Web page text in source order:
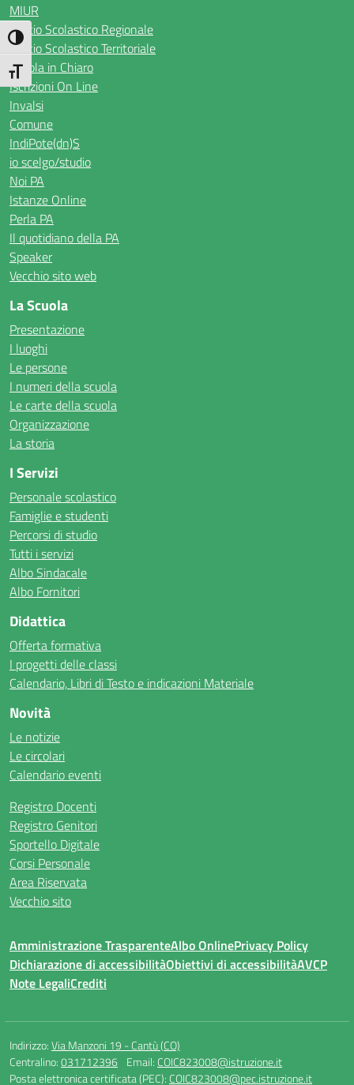
Attiva/disattiva alto contrasto
Attiva/disattiva dimensione testo
MIUR
Ufficio Scolastico Regionale
Ufficio Scolastico Territoriale
Scuola in Chiaro
Iscrizioni On Line
Invalsi
Comune
IndiPote(dn)S
io scelgo/studio
Noi PA
Istanze Online
Perla PA
Il quotidiano della PA
Speaker
Vecchio sito web
La Scuola
Presentazione
I luoghi
Le persone
I numeri della scuola
Le carte della scuola
Organizzazione
La storia
I Servizi
Personale scolastico
Famiglie e studenti
Percorsi di studio
Tutti i servizi
Albo Sindacale
Albo Fornitori
Didattica
Offerta formativa
I progetti delle classi
Calendario, Libri di Testo e indicazioni Materiale
Novità
Le notizie
Le circolari
Calendario eventi
Registro Docenti
Registro Genitori
Sportello Digitale
Corsi Personale
Area Riservata
Vecchio sito
Amministrazione TrasparenteAlbo OnlinePrivacy Policy
Dichiarazione di accessibilitàObiettivi di accessibilitàAVCP
Note LegaliCrediti
Indirizzo:Via Manzoni 19 - Cantù (CO)
Centralino:031712396 Email: COIC823008@istruzione.it
Posta elettronica certificata (PEC): COIC823008@pec.istruzione.it